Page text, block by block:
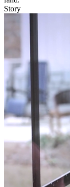
Story